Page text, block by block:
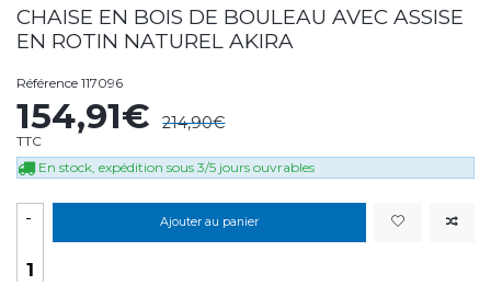
CHAISE EN BOIS DE BOULEAU AVEC ASSISE
EN ROTIN NATUREL AKIRA
Référence 117096
154,91€ 214,90€
TTC
En stock, expédition sous 3/5 jours ouvrables
- Ajouter au panier